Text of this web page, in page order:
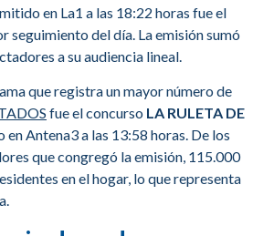
en La1 a las 18:22 horas fue el
seguimiento del día. La emisión sumó
a su audiencia lineal.
que registra un mayor número de
fue el concurso LA RULETA DE
en Antena3 a las 13:58 horas. De los
que congregó la emisión, 115.000
en el hogar, lo que representa